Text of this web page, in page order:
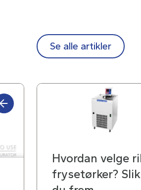
Se alle artikler
Hvordan velge
frysetørker?